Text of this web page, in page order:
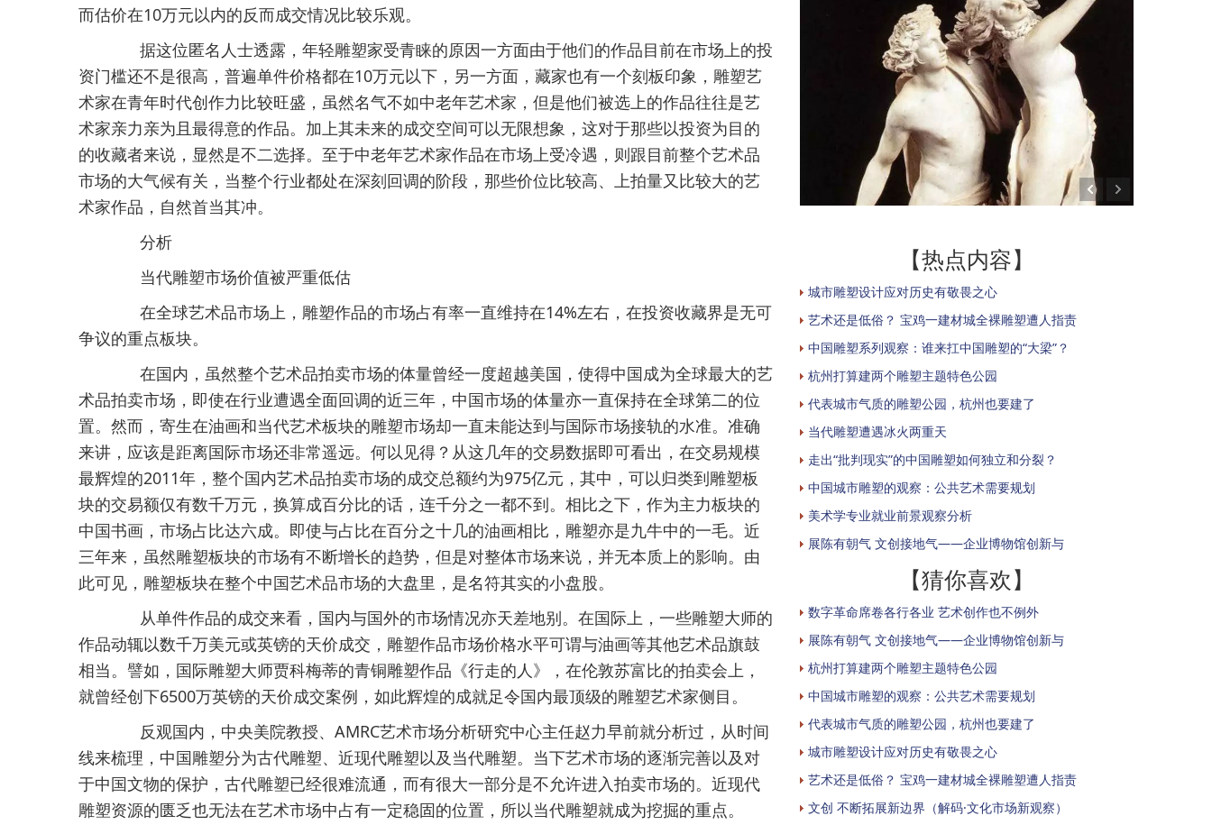
而估价在10万元以内的反而成交情况比较乐观。
据这位匿名人士透露，年轻雕塑家受青睐的原因一方面由于他们的作品目前在市场上的投
资门槛还不是很高，普遍单件价格都在10万元以下，另一方面，藏家也有一个刻板印象，雕塑艺
术家在青年时代创作力比较旺盛，虽然名气不如中老年艺术家，但是他们被选上的作品往往是艺
术家亲力亲为且最得意的作品。加上其未来的成交空间可以无限想象，这对于那些以投资为目的
的收藏者来说，显然是不二选择。至于中老年艺术家作品在市场上受冷遇，则跟目前整个艺术品
市场的大气候有关，当整个行业都处在深刻回调的阶段，那些价位比较高、上拍量又比较大的艺
术家作品，自然首当其冲。
分析
当代雕塑市场价值被严重低估
在全球艺术品市场上，雕塑作品的市场占有率一直维持在14%左右，在投资收藏界是无可
争议的重点板块。
在国内，虽然整个艺术品拍卖市场的体量曾经一度超越美国，使得中国成为全球最大的艺
术品拍卖市场，即使在行业遭遇全面回调的近三年，中国市场的体量亦一直保持在全球第二的位
置。然而，寄生在油画和当代艺术板块的雕塑市场却一直未能达到与国际市场接轨的水准。准确
来讲，应该是距离国际市场还非常遥远。何以见得？从这几年的交易数据即可看出，在交易规模
最辉煌的2011年，整个国内艺术品拍卖市场的成交总额约为975亿元，其中，可以归类到雕塑板
块的交易额仅有数千万元，换算成百分比的话，连千分之一都不到。相比之下，作为主力板块的
中国书画，市场占比达六成。即使与占比在百分之十几的油画相比，雕塑亦是九牛中的一毛。近
三年来，虽然雕塑板块的市场有不断增长的趋势，但是对整体市场来说，并无本质上的影响。由
此可见，雕塑板块在整个中国艺术品市场的大盘里，是名符其实的小盘股。
从单件作品的成交来看，国内与国外的市场情况亦天差地别。在国际上，一些雕塑大师的
作品动辄以数千万美元或英镑的天价成交，雕塑作品市场价格水平可谓与油画等其他艺术品旗鼓
相当。譬如，国际雕塑大师贾科梅蒂的青铜雕塑作品《行走的人》，在伦敦苏富比的拍卖会上，
就曾经创下6500万英镑的天价成交案例，如此辉煌的成就足令国内最顶级的雕塑艺术家侧目。
反观国内，中央美院教授、AMRC艺术市场分析研究中心主任赵力早前就分析过，从时间
线来梳理，中国雕塑分为古代雕塑、近现代雕塑以及当代雕塑。当下艺术市场的逐渐完善以及对
于中国文物的保护，古代雕塑已经很难流通，而有很大一部分是不允许进入拍卖市场的。近现代
雕塑资源的匮乏也无法在艺术市场中占有一定稳固的位置，所以当代雕塑就成为挖掘的重点。
【热点内容】
城市雕塑设计应对历史有敬畏之心
艺术还是低俗？ 宝鸡一建材城全裸雕塑遭人指责
中国雕塑系列观察：谁来扛中国雕塑的“大梁”？
杭州打算建两个雕塑主题特色公园
代表城市气质的雕塑公园，杭州也要建了
当代雕塑遭遇冰火两重天
走出“批判现实”的中国雕塑如何独立和分裂？
中国城市雕塑的观察：公共艺术需要规划
美术学专业就业前景观察分析
展陈有朝气 文创接地气——企业博物馆创新与
【猜你喜欢】
数字革命席卷各行各业 艺术创作也不例外
展陈有朝气 文创接地气——企业博物馆创新与
杭州打算建两个雕塑主题特色公园
中国城市雕塑的观察：公共艺术需要规划
代表城市气质的雕塑公园，杭州也要建了
城市雕塑设计应对历史有敬畏之心
艺术还是低俗？ 宝鸡一建材城全裸雕塑遭人指责
文创 不断拓展新边界（解码·文化市场新观察）